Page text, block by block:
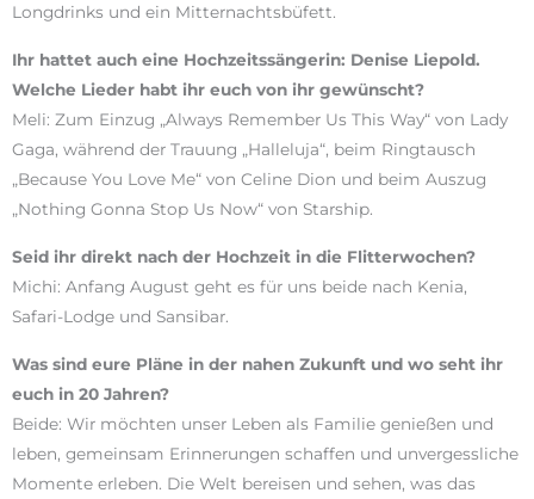
Longdrinks und ein Mitternachtsbüfett.
Ihr hattet auch eine Hochzeitssängerin: Denise Liepold.
Welche Lieder habt ihr euch von ihr gewünscht?
Meli: Zum Einzug „Always Remember Us This Way“ von Lady
Gaga, während der Trauung „Halleluja“, beim Ringtausch
„Because You Love Me“ von Celine Dion und beim Auszug
„Nothing Gonna Stop Us Now“ von Starship.
Seid ihr direkt nach der Hochzeit in die Flitterwochen?
Michi: Anfang August geht es für uns beide nach Kenia,
Safari-Lodge und Sansibar.
Was sind eure Pläne in der nahen Zukunft und wo seht ihr
euch in 20 Jahren?
Beide: Wir möchten unser Leben als Familie genießen und
leben, gemeinsam Erinnerungen schaffen und unvergessliche
Momente erleben. Die Welt bereisen und sehen, was das